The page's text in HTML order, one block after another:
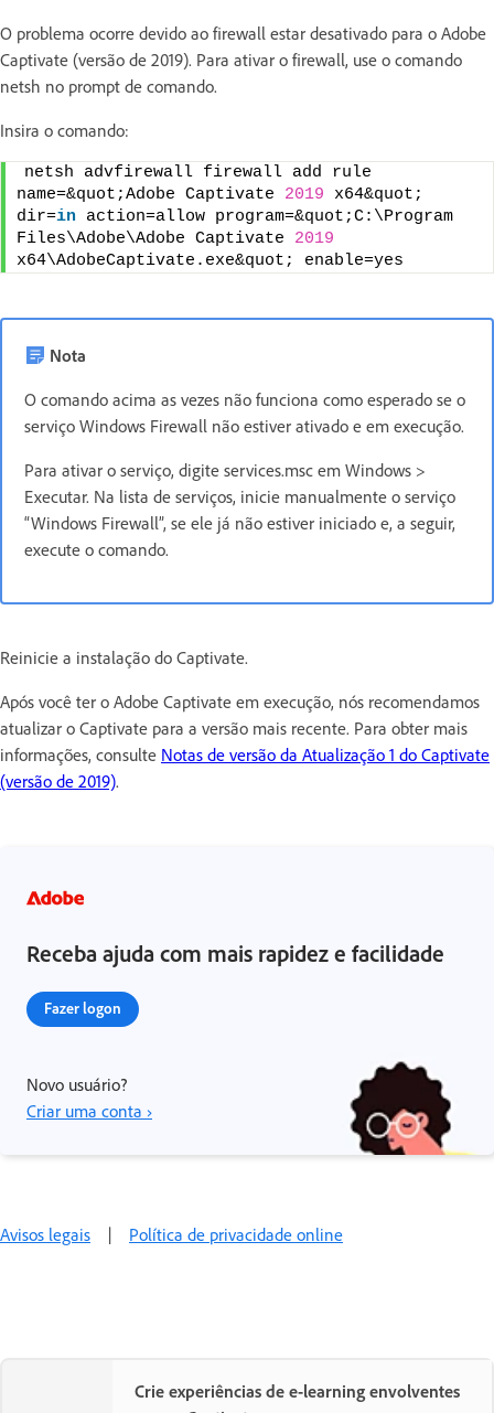
O problema ocorre devido ao firewall estar desativado para o Adobe
Captivate (versão de 2019). Para ativar o firewall, use o comando
netsh no prompt de comando.
Insira o comando:
netsh advfirewall firewall add rule
name=&quot;Adobe Captivate 2019 x64&quot;
dir=in action=allow program=&quot;C:\Program
Files\Adobe\Adobe Captivate 2019
x64\AdobeCaptivate.exe&quot; enable=yes
Nota
O comando acima as vezes não funciona como esperado se o
serviço Windows Firewall não estiver ativado e em execução.
Para ativar o serviço, digite services.msc em Windows >
Executar. Na lista de serviços, inicie manualmente o serviço
“Windows Firewall”, se ele já não estiver iniciado e, a seguir,
execute o comando.
Reinicie a instalação do Captivate.
Após você ter o Adobe Captivate em execução, nós recomendamos
atualizar o Captivate para a versão mais recente. Para obter mais
informações, consulte Notas de versão da Atualização 1 do Captivate
(versão de 2019).
Receba ajuda com mais rapidez e facilidade
Fazer logon
Novo usuário?
Criar uma conta ›
Avisos legais | Política de privacidade online
Crie experiências de e-learning envolventes